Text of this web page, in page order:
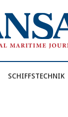
SCHIFFSTECHNIK